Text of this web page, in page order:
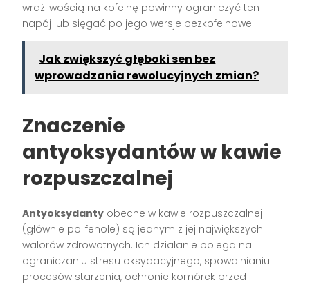
wrażliwością na kofeinę powinny ograniczyć ten
napój lub sięgać po jego wersje bezkofeinowe.
Jak zwiększyć głęboki sen bez
wprowadzania rewolucyjnych zmian?
Znaczenie
antyoksydantów w kawie
rozpuszczalnej
Antyoksydanty obecne w kawie rozpuszczalnej
(głównie polifenole) są jednym z jej największych
walorów zdrowotnych. Ich działanie polega na
ograniczaniu stresu oksydacyjnego, spowalnianiu
procesów starzenia, ochronie komórek przed